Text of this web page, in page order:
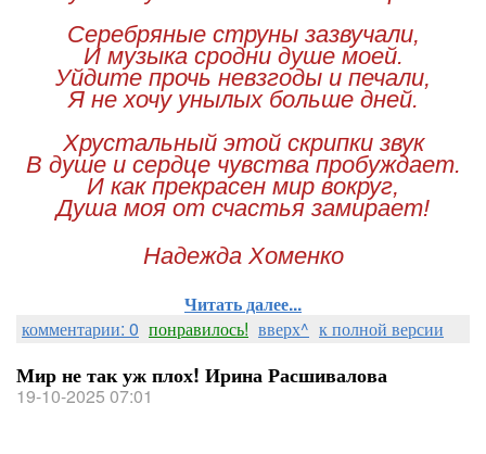
Серебряные струны зазвучали,
И музыка сродни душе моей.
Уйдите прочь невзгоды и печали,
Я не хочу унылых больше дней.
Хрустальный этой скрипки звук
В душе и сердце чувства пробуждает.
И как прекрасен мир вокруг,
Душа моя от счастья замирает!
Надежда Хоменко
Читать далее...
комментарии: 0 понравилось! вверх^ к полной версии
Мир не так уж плох! Ирина Расшивалова
19-10-2025 07:01